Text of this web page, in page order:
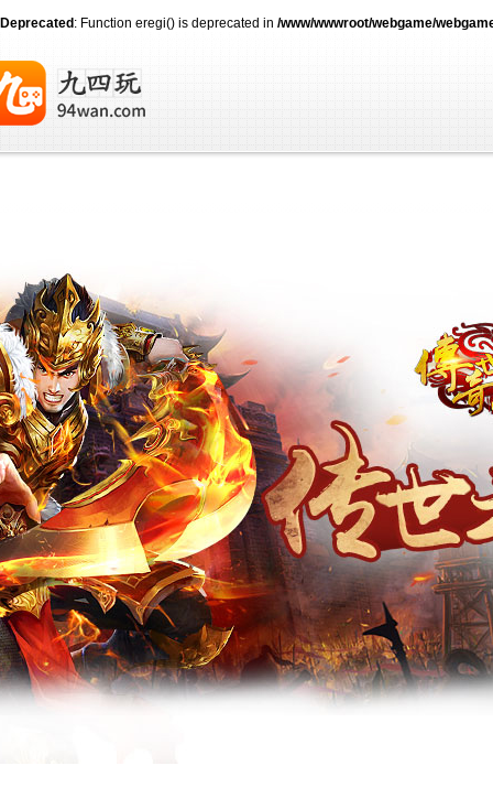
Deprecated : Function eregi() is deprecated in /www/wwwroot/webgame/